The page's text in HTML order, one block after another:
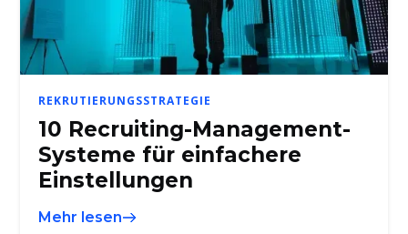
REKRUTIERUNGSSTRATEGIE
10 Recruiting-Management-
Systeme für einfachere
Einstellungen
Mehr lesen